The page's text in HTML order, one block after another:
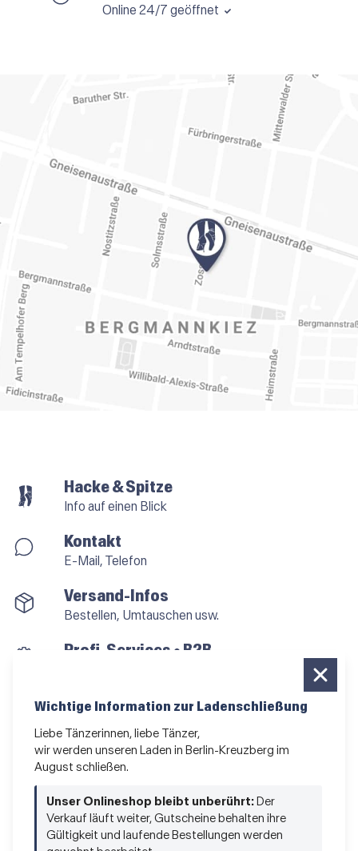
Online 24/7 geöffnet
Hacke & Spitze
Info auf einen Blick
Kontakt
E-Mail, Telefon
Versand-Infos
Bestellen, Umtauschen usw.
Profi-Services • B2B
Newsletter bestellen
Das Kleingedruckte
Wichtige Information zur Ladenschließung
Liebe Tänzerinnen, liebe Tänzer,
wir werden unseren Laden in Berlin-Kreuzberg im
August schließen.
Unser Onlineshop bleibt unberührt: Der
Verkauf läuft weiter, Gutscheine behalten ihre
Gültigkeit und laufende Bestellungen werden